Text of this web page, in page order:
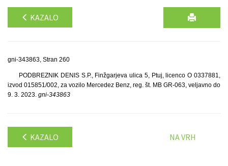
KAZALO
gni-343863, Stran 260
PODBREZNIK DENIS S.P., Finžgarjeva ulica 5, Ptuj, licenco O 0337881,
izvod 015851/002, za vozilo Mercedez Benz, reg. št. MB GR-063, veljavno do
9. 3. 2023. gni-343863
KAZALO NA VRH